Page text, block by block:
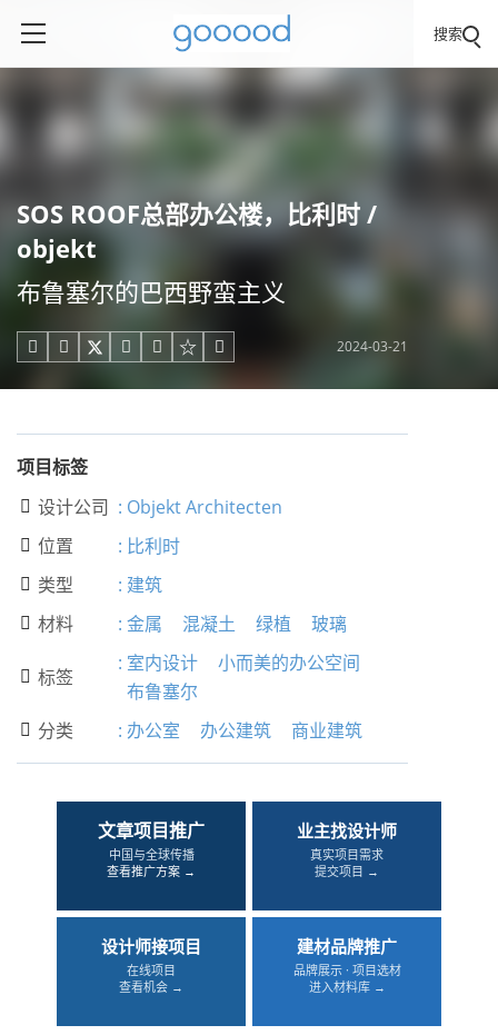
搜索
SOS ROOF总部办公楼，比利时 /
objekt
布鲁塞尔的巴西野蛮主义
     2024-03-21
项目标签
 设计公司 : Objekt Architecten
 位置 : 比利时
 类型 : 建筑
 材料 : 金属 混凝土 绿植 玻璃
 标签
: 室内设计
小而美的办公空间
布鲁塞尔
 分类 : 办公室 办公建筑 商业建筑
文章项目推广
中国与全球传播
查看推广方案 →
业主找设计师
真实项目需求
提交项目 →
设计师接项目
在线项目
查看机会 →
建材品牌推广
品牌展示 · 项目选材
进入材料库 →